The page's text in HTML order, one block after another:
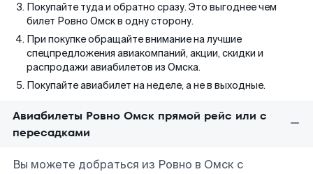
Покупайте туда и обратно сразу. Это выгоднее чем
билет Ровно Омск в одну сторону.
При покупке обращайте внимание на лучшие
спецпредложения авиакомпаний, акции, скидки и
распродажи авиабилетов из Омска.
Покупайте авиабилет на неделе, а не в выходные.
Авиабилеты Ровно Омск прямой рейс или с
пересадками
Вы можете добраться из Ровно в Омск с